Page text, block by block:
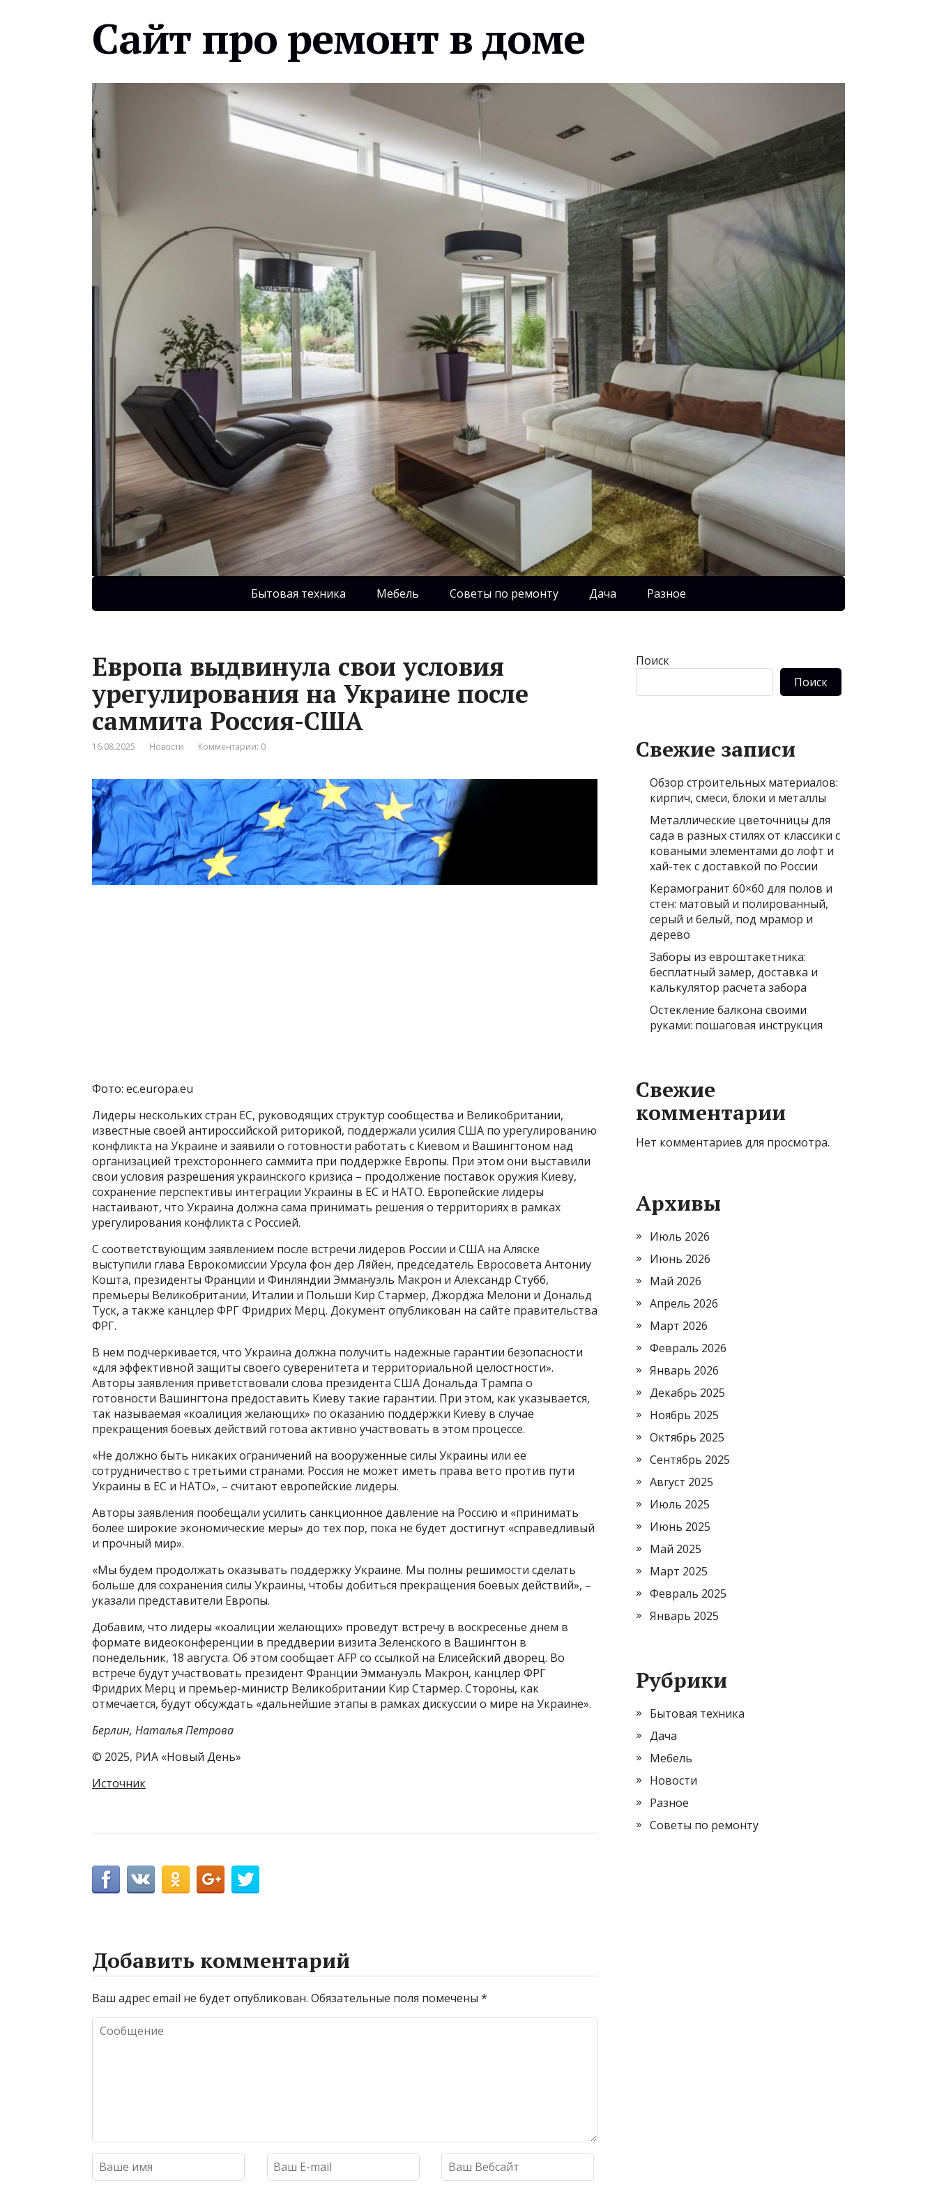
Сайт про ремонт в доме
Бытовая техника Мебель Советы по ремонту Дача Разное
Европа выдвинула свои условия
урегулирования на Украине после
саммита Россия-США
16.08.2025 Новости Комментарии: 0
Фото: ec.europa.eu
Лидеры нескольких стран ЕС, руководящих структур сообщества и Великобритании,
известные своей антироссийской риторикой, поддержали усилия США по урегулированию
конфликта на Украине и заявили о готовности работать с Киевом и Вашингтоном над
организацией трехстороннего саммита при поддержке Европы. При этом они выставили
свои условия разрешения украинского кризиса – продолжение поставок оружия Киеву,
сохранение перспективы интеграции Украины в ЕС и НАТО. Европейские лидеры
настаивают, что Украина должна сама принимать решения о территориях в рамках
урегулирования конфликта с Россией.
С соответствующим заявлением после встречи лидеров России и США на Аляске
выступили глава Еврокомиссии Урсула фон дер Ляйен, председатель Евросовета Антониу
Кошта, президенты Франции и Финляндии Эммануэль Макрон и Александр Стубб,
премьеры Великобритании, Италии и Польши Кир Стармер, Джорджа Мелони и Дональд
Туск, а также канцлер ФРГ Фридрих Мерц. Документ опубликован на сайте правительства
ФРГ.
В нем подчеркивается, что Украина должна получить надежные гарантии безопасности
«для эффективной защиты своего суверенитета и территориальной целостности».
Авторы заявления приветствовали слова президента США Дональда Трампа о
готовности Вашингтона предоставить Киеву такие гарантии. При этом, как указывается,
так называемая «коалиция желающих» по оказанию поддержки Киеву в случае
прекращения боевых действий готова активно участвовать в этом процессе.
«Не должно быть никаких ограничений на вооруженные силы Украины или ее
сотрудничество с третьими странами. Россия не может иметь права вето против пути
Украины в ЕС и НАТО», – считают европейские лидеры.
Авторы заявления пообещали усилить санкционное давление на Россию и «принимать
более широкие экономические меры» до тех пор, пока не будет достигнут «справедливый
и прочный мир».
«Мы будем продолжать оказывать поддержку Украине. Мы полны решимости сделать
больше для сохранения силы Украины, чтобы добиться прекращения боевых действий», –
указали представители Европы.
Добавим, что лидеры «коалиции желающих» проведут встречу в воскресенье днем в
формате видеоконференции в преддверии визита Зеленского в Вашингтон в
понедельник, 18 августа. Об этом сообщает AFP со ссылкой на Елисейский дворец. Во
встрече будут участвовать президент Франции Эммануэль Макрон, канцлер ФРГ
Фридрих Мерц и премьер-министр Великобритании Кир Стармер. Стороны, как
отмечается, будут обсуждать «дальнейшие этапы в рамках дискуссии о мире на Украине».
Берлин, Наталья Петрова
© 2025, РИА «Новый День»
Источник
Добавить комментарий
Ваш адрес email не будет опубликован. Обязательные поля помечены *
Поиск
Поиск
Свежие записи
Обзор строительных материалов:
кирпич, смеси, блоки и металлы
Металлические цветочницы для
сада в разных стилях от классики с
коваными элементами до лофт и
хай-тек с доставкой по России
Керамогранит 60×60 для полов и
стен: матовый и полированный,
серый и белый, под мрамор и
дерево
Заборы из евроштакетника:
бесплатный замер, доставка и
калькулятор расчета забора
Остекление балкона своими
руками: пошаговая инструкция
Свежие
комментарии
Нет комментариев для просмотра.
Архивы
Июль 2026
Июнь 2026
Май 2026
Апрель 2026
Март 2026
Февраль 2026
Январь 2026
Декабрь 2025
Ноябрь 2025
Октябрь 2025
Сентябрь 2025
Август 2025
Июль 2025
Июнь 2025
Май 2025
Март 2025
Февраль 2025
Январь 2025
Рубрики
Бытовая техника
Дача
Мебель
Новости
Разное
Советы по ремонту